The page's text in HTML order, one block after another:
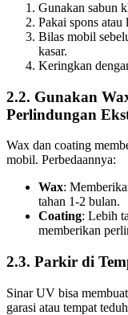
Gunakan sabun
Pakai spons
Bilas mobil
kasar.
Keringkan
2.2. Gunakan
Perlindungan
Wax dan coating
mobil. Perbedaannya:
Wax:
tahan 1-2 bulan.
Coating: Lebih
memberikan
2.3. Parkir di
Sinar UV bisa
garasi atau tempat